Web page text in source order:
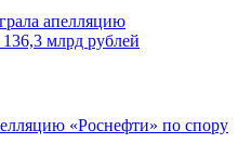
«Роснефти» по спору